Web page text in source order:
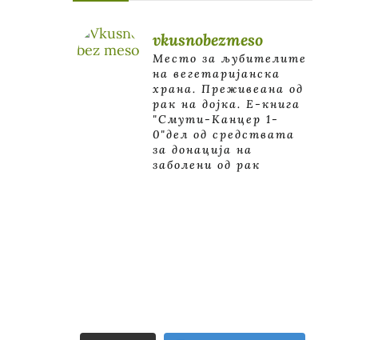
vkusnobezmeso
Место за љубителите
на вегетаријанска
храна. Преживеана од
рак на дојка. E-книга
"Смути-Канцер 1-
0"дел од средствата
за донација на
заболени од рак